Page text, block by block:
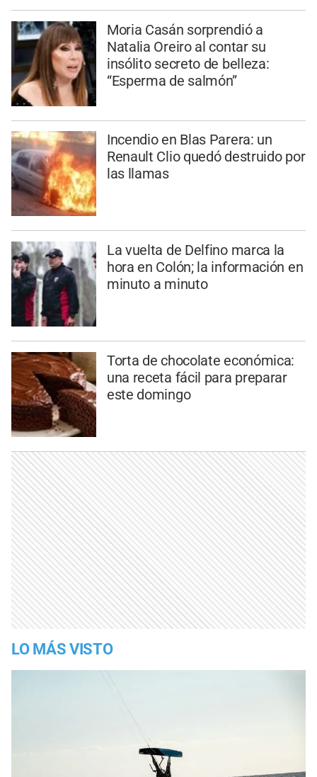
Moria Casán sorprendió a
Natalia Oreiro al contar su
insólito secreto de belleza:
“Esperma de salmón”
Incendio en Blas Parera: un
Renault Clio quedó destruido por
las llamas
La vuelta de Delfino marca la
hora en Colón; la información en
minuto a minuto
Torta de chocolate económica:
una receta fácil para preparar
este domingo
LO MÁS VISTO